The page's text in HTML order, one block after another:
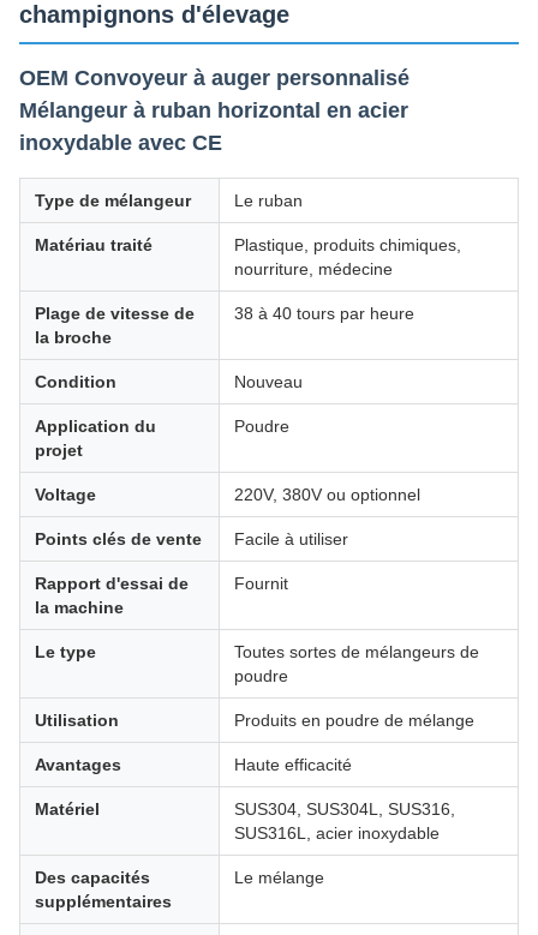
champignons d'élevage
OEM Convoyeur à auger personnalisé
Mélangeur à ruban horizontal en acier
inoxydable avec CE
Type de mélangeur Le ruban
Matériau traité
Plastique, produits chimiques,
nourriture, médecine
Plage de vitesse de
la broche
38 à 40 tours par heure
Condition Nouveau
Application du
projet
Poudre
Voltage 220V, 380V ou optionnel
Points clés de vente Facile à utiliser
Rapport d'essai de
la machine
Fournit
Le type
Toutes sortes de mélangeurs de
poudre
Utilisation Produits en poudre de mélange
Avantages Haute efficacité
Matériel
SUS304, SUS304L, SUS316,
SUS316L, acier inoxydable
Des capacités
supplémentaires
Le mélange